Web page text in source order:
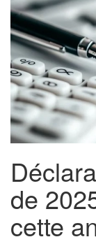
de
cette